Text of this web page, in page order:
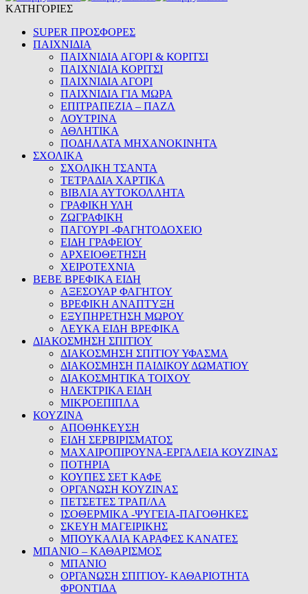
ΚΑΤΗΓΟΡΙΕΣ
SUPER ΠΡΟΣΦΟΡΕΣ
ΠΑΙΧΝΙΔΙΑ
ΠΑΙΧΝΙΔΙΑ ΑΓΟΡΙ & ΚΟΡΙΤΣΙ
ΠΑΙΧΝΙΔΙΑ ΚΟΡΙΤΣΙ
ΠΑΙΧΝΙΔΙΑ ΑΓΟΡΙ
ΠΑΙΧΝΙΔΙΑ ΓΙΑ ΜΩΡΑ
ΕΠΙΤΡΑΠΕΖΙΑ – ΠΑΖΛ
ΛΟΥΤΡΙΝΑ
ΑΘΛΗΤΙΚΑ
ΠΟΔΗΛΑΤΑ ΜΗΧΑΝΟΚΙΝΗΤΑ
ΣΧΟΛΙΚΑ
ΣΧΟΛΙΚΗ ΤΣΑΝΤΑ
ΤΕΤΡΑΔΙΑ ΧΑΡΤΙΚΑ
ΒΙΒΛΙΑ ΑΥΤΟΚΟΛΛΗΤΑ
ΓΡΑΦΙΚΗ ΥΛΗ
ΖΩΓΡΑΦΙΚΗ
ΠΑΓΟΥΡΙ -ΦΑΓΗΤΟΔΟΧΕΙΟ
ΕΙΔΗ ΓΡΑΦΕΙΟΥ
ΑΡΧΕΙΟΘΕΤΗΣΗ
ΧΕΙΡΟΤΕΧΝΙΑ
BEBE ΒΡΕΦΙΚΑ ΕΙΔΗ
ΑΞΕΣΟΥΑΡ ΦΑΓΗΤΟΥ
ΒΡΕΦΙΚΗ ΑΝΑΠΤΥΞΗ
ΕΞΥΠΗΡΕΤΗΣΗ ΜΩΡΟΥ
ΛΕΥΚΑ ΕΙΔΗ ΒΡΕΦΙΚΑ
ΔΙΑΚΟΣΜΗΣΗ ΣΠΙΤΙΟΥ
ΔΙΑΚΟΣΜΗΣΗ ΣΠΙΤΙΟΥ ΥΦΑΣΜΑ
ΔΙΑΚΟΣΜΗΣΗ ΠΑΙΔΙΚΟΥ ΔΩΜΑΤΙΟΥ
ΔΙΑΚΟΣΜΗΤΙΚΑ ΤΟΙΧΟΥ
ΗΛΕΚΤΡΙΚΑ ΕΙΔΗ
ΜΙΚΡΟΕΠΙΠΛΑ
ΚΟΥΖΙΝΑ
ΑΠΟΘΗΚΕΥΣΗ
ΕΙΔΗ ΣΕΡΒΙΡΙΣΜΑΤΟΣ
ΜΑΧΑΙΡΟΠΙΡΟΥΝΑ-ΕΡΓΑΛΕΙΑ ΚΟΥΖΙΝΑΣ
ΠΟΤΗΡΙΑ
ΚΟΥΠΕΣ ΣΕΤ ΚΑΦΕ
ΟΡΓΑΝΩΣΗ ΚΟΥΖΙΝΑΣ
ΠΕΤΣΕΤΕΣ ΤΡΑΠ/ΛΑ
ΙΣΟΘΕΡΜΙΚΑ -ΨΥΓΕΙΑ-ΠΑΓΟΘΗΚΕΣ
ΣΚΕΥΗ ΜΑΓΕΙΡΙΚΗΣ
ΜΠΟΥΚΑΛΙΑ ΚΑΡΑΦΕΣ ΚΑΝΑΤΕΣ
ΜΠΑΝΙΟ – ΚΑΘΑΡΙΣΜΟΣ
ΜΠΑΝΙΟ
ΟΡΓΑΝΩΣΗ ΣΠΙΤΙΟΥ- ΚΑΘΑΡΙΟΤΗΤΑ
ΦΡΟΝΤΙΔΑ